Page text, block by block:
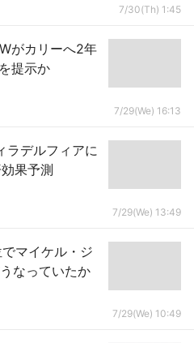
7/30(Th) 1:45
がカリーへ2年
提示か
7/29(We) 16:13
ラデルフィアに
果予測
7/29(We) 13:49
でマイケル・ジ
なっていたか
7/29(We) 10:49